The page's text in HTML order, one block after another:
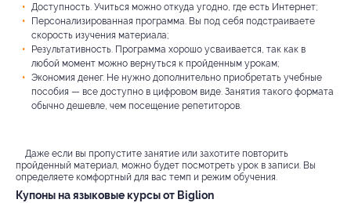
Доступность. Учиться можно откуда угодно, где есть Интернет;
Персонализированная программа. Вы под себя подстраиваете
скорость изучения материала;
Результативность. Программа хорошо усваивается, так как в
любой момент можно вернуться к пройденным урокам;
Экономия денег. Не нужно дополнительно приобретать учебные
пособия — все доступно в цифровом виде. Занятия такого формата
обычно дешевле, чем посещение репетиторов.
Даже если вы пропустите занятие или захотите повторить
пройденный материал, можно будет посмотреть урок в записи. Вы
определяете комфортный для вас темп и режим обучения.
Купоны на языковые курсы от Biglion